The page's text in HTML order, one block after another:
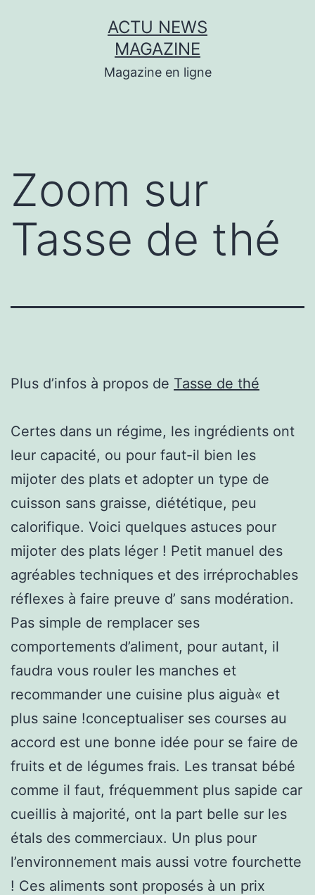
ACTU NEWS
MAGAZINE
Magazine en ligne
Zoom sur
Tasse de thé
Plus d’infos à propos de Tasse de thé
Certes dans un régime, les ingrédients ont
leur capacité, ou pour faut-il bien les
mijoter des plats et adopter un type de
cuisson sans graisse, diététique, peu
calorifique. Voici quelques astuces pour
mijoter des plats léger ! Petit manuel des
agréables techniques et des irréprochables
réflexes à faire preuve d’ sans modération.
Pas simple de remplacer ses
comportements d’aliment, pour autant, il
faudra vous rouler les manches et
recommander une cuisine plus aiguà« et
plus saine !conceptualiser ses courses au
accord est une bonne idée pour se faire de
fruits et de légumes frais. Les transat bébé
comme il faut, fréquemment plus sapide car
cueillis à majorité, ont la part belle sur les
étals des commerciaux. Un plus pour
l’environnement mais aussi votre fourchette
! Ces aliments sont proposés à un prix